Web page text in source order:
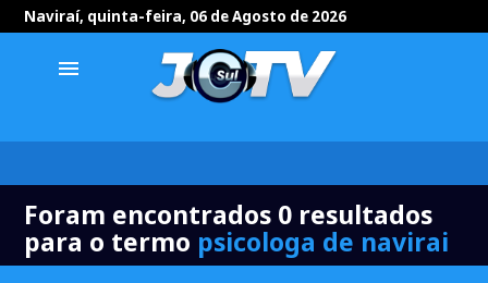
Naviraí, quinta-feira, 06 de Agosto de 2026
menu
Foram encontrados 0 resultados
para o termo psicologa de navirai